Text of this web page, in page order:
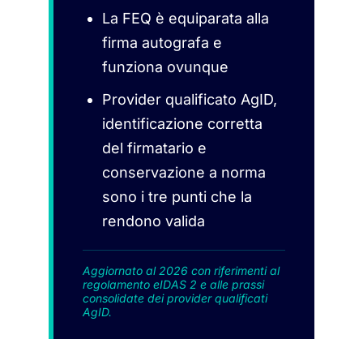
La FEQ è equiparata alla
firma autografa e
funziona ovunque
Provider qualificato AgID,
identificazione corretta
del firmatario e
conservazione a norma
sono i tre punti che la
rendono valida
Aggiornato al 2026 con riferimenti al
regolamento eIDAS 2 e alle prassi
consolidate dei provider qualificati
AgID.